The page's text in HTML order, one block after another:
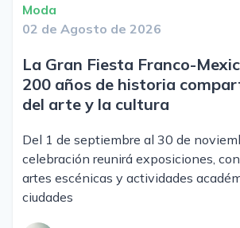
Moda
02 de Agosto de 2026
La Gran Fiesta Franco-
200 años de historia
del arte y la cultura
Del 1 de septiembre al 30 de
celebración reunirá exposiciones,
artes escénicas y actividades
ciudades